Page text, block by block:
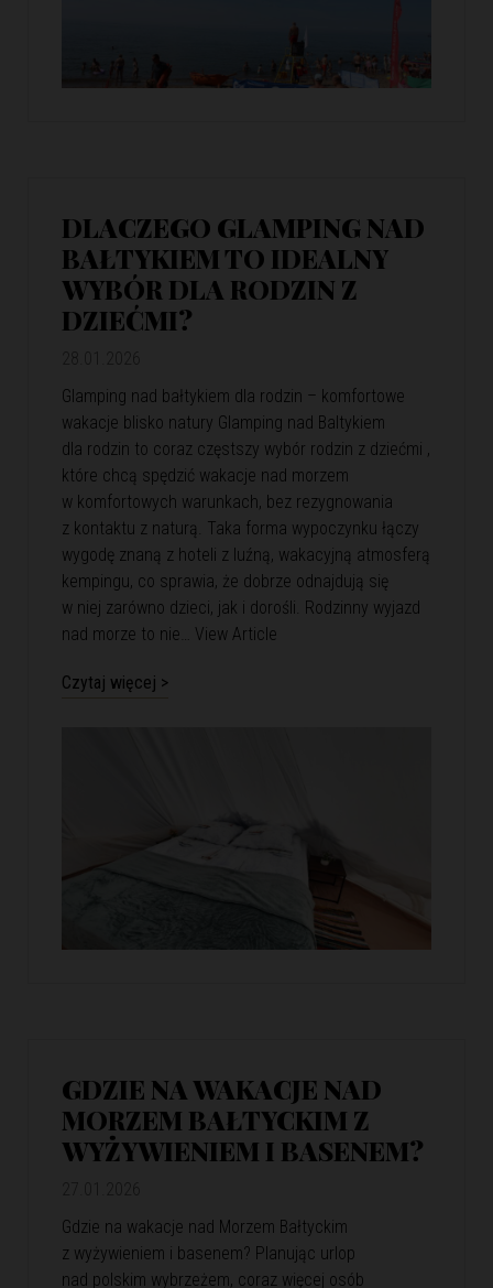
DLACZEGO GLAMPING NAD
BAŁTYKIEM TO IDEALNY
WYBÓR DLA RODZIN Z
DZIEĆMI?
Glamping nad bałtykiem dla rodzin – komfortowe
wakacje blisko natury Glamping nad Baltykiem
dla rodzin to coraz częstszy wybór rodzin z dziećmi ,
które chcą spędzić wakacje nad morzem
w komfortowych warunkach, bez rezygnowania
z kontaktu z naturą. Taka forma wypoczynku łączy
wygodę znaną z hoteli z luźną, wakacyjną atmosferą
kempingu, co sprawia, że dobrze odnajdują się
w niej zarówno dzieci, jak i dorośli. Rodzinny wyjazd
nad morze to nie… View Article
Czytaj więcej >
GDZIE NA WAKACJE NAD
MORZEM BAŁTYCKIM Z
WYŻYWIENIEM I BASENEM?
Gdzie na wakacje nad Morzem Bałtyckim
z wyżywieniem i basenem? Planując urlop
nad polskim wybrzeżem, coraz więcej osób